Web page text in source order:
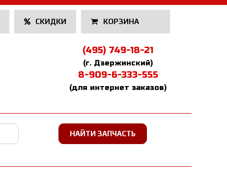
СКИДКИ КОРЗИНА
(495) 749-18-21
(г. Дзержинский)
8-909-6-333-555
(для интернет заказов)